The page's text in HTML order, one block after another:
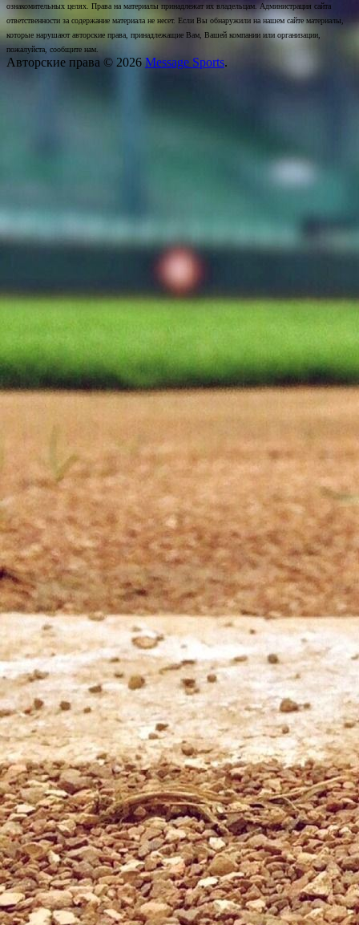
ознакомительных целях. Права на материалы принадлежат их владельцам. Администрация сайта
ответственности за содержание материала не несет. Если Вы обнаружили на нашем сайте материалы,
которые нарушают авторские права, принадлежащие Вам, Вашей компании или организации,
пожалуйста, сообщите нам.
Авторские права © 2026 Message Sports.